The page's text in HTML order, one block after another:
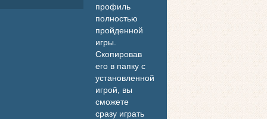
профиль
полностью
пройденной
игры.
Скопировав
его в папку с
установленной
игрой, вы
сможете
сразу играть